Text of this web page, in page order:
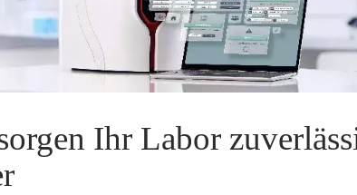
Ihr Labor